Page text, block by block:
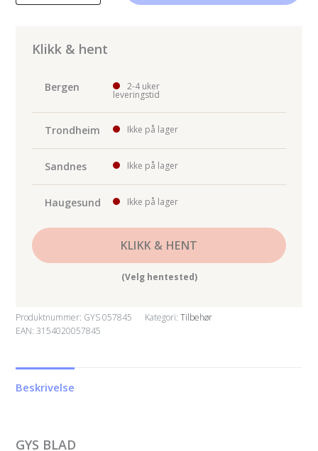
WINDSCREEN
57mm
Klikk & hent
Bergen 2-4 uker
leveringstid
Trondheim Ikke på lager
Sandnes Ikke på lager
Haugesund Ikke på lager
KLIKK & HENT
(Velg hentested)
Produktnummer: GYS 057845 Kategori:Tilbehør
EAN: 3154020057845
Beskrivelse
GYS BLAD